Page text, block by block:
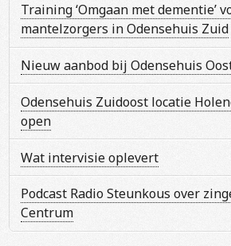
Training ‘Omgaan met dementie’
mantelzorgers in Odensehuis Zuid
Nieuw aanbod bij Odensehuis
Odensehuis Zuidoost locatie
open
Wat intervisie oplevert
Podcast Radio Steunkous over
Centrum